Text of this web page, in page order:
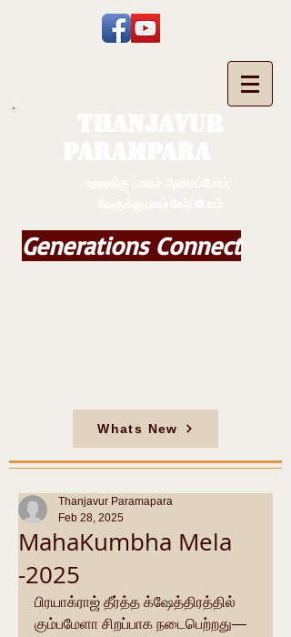
Generations Connect
Whats New
MahaKumbha Mela
-2025
Thanjavur Paramapara
Feb 28, 2025
பிரயாக்ராஜ் தீர்த்த க்ஷேத்திரத்தில்
கும்பமேளா சிறப்பாக நடைபெற்றது—